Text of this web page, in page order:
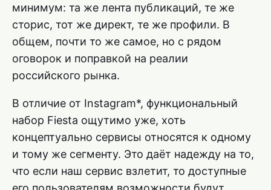
минимум: та же лента публикаций, те же
сторис, тот же директ, те же профили. В
общем, почти то же самое, но с рядом
оговорок и поправкой на реалии
российского рынка.
В отличие от Instagram*, функциональный
набор Fiesta ощутимо уже, хоть
концептуально сервисы относятся к одному
и тому же сегменту. Это даёт надежду на то,
что если наш сервис взлетит, то доступные